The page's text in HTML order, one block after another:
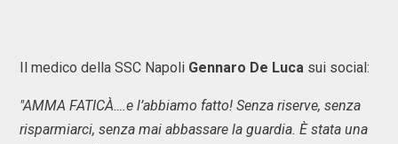
Il medico della SSC Napoli Gennaro De Luca sui social:
"AMMA FATICÀ….e l’abbiamo fatto! Senza riserve, senza
risparmiarci, senza mai abbassare la guardia. È stata una